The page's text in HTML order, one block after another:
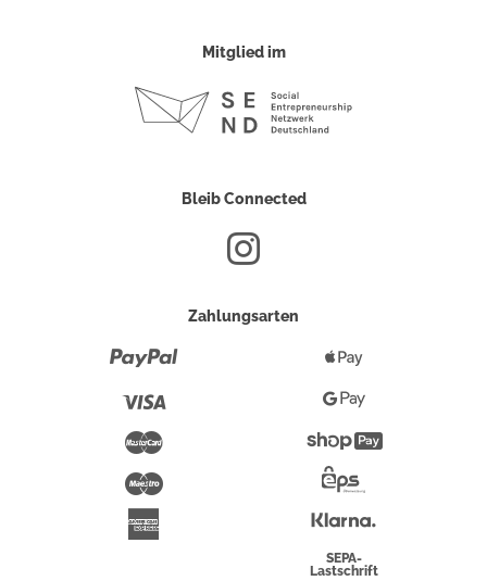
Mitglied im
Bleib Connected
Zahlungsarten
Maestro
Pay
Google
Pay
Überweisung
SEPA-
Lastschrift